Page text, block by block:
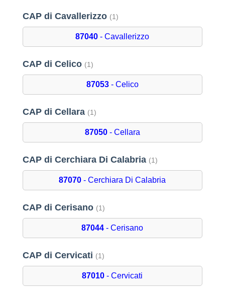
CAP di Cavallerizzo (1)
87040 - Cavallerizzo
CAP di Celico (1)
87053- Celico
CAP di Cellara (1)
87050- Cellara
CAP di Cerchiara Di Calabria (1)
87070 - Cerchiara Di Calabria
CAP di Cerisano (1)
87044 - Cerisano
CAP di Cervicati (1)
87010 - Cervicati